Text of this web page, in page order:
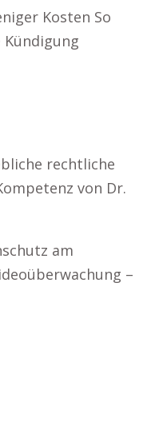
Kosten So
rechtliche
von Dr.
am
–